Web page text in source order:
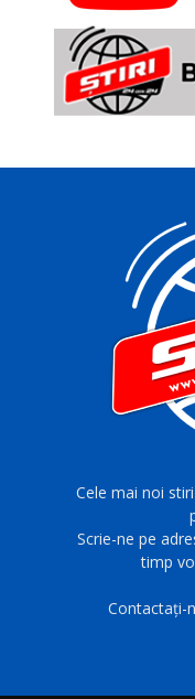
Cele mai noi
Scrie-ne pe
timp
Contactați-